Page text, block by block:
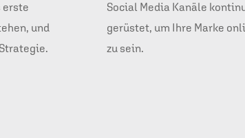
erste
und
Social Media Kanäle
gerüstet, um Ihre Marke
zu sein.